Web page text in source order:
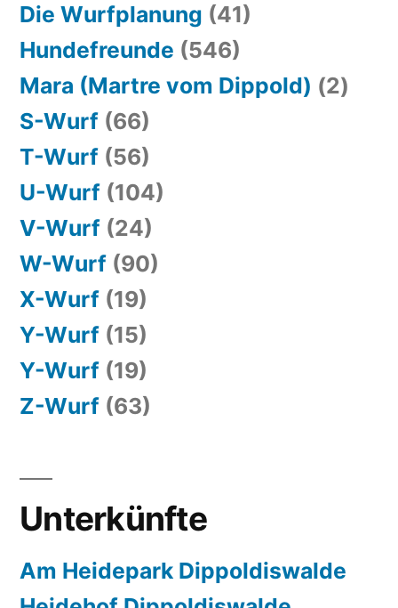
Die Wurfplanung (41)
Hundefreunde (546)
Mara (Martre vom Dippold) (2)
S-Wurf (66)
T-Wurf (56)
U-Wurf (104)
V-Wurf (24)
W-Wurf (90)
X-Wurf (19)
Y-Wurf (15)
Y-Wurf (19)
Z-Wurf (63)
Unterkünfte
Am Heidepark Dippoldiswalde